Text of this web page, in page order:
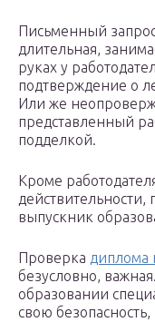
Письменный
длительная,
руках у
подтверждение о
Или же
представленный
подделкой.
Кроме
выпускник
Проверка диплома
безусловно,
образовании
свою